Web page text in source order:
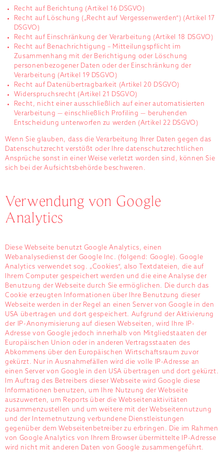
Recht auf Berichtung (Artikel 16 DSGVO)
Recht auf Löschung („Recht auf Vergessenwerden“) (Artikel 17
DSGVO)
Recht auf Einschränkung der Verarbeitung (Artikel 18 DSGVO)
Recht auf Benachrichtigung – Mitteilungspflicht im
Zusammenhang mit der Berichtigung oder Löschung
personenbezogener Daten oder der Einschränkung der
Verarbeitung (Artikel 19 DSGVO)
Recht auf Datenübertragbarkeit (Artikel 20 DSGVO)
Widerspruchsrecht (Artikel 21 DSGVO)
Recht, nicht einer ausschließlich auf einer automatisierten
Verarbeitung — einschließlich Profiling — beruhenden
Entscheidung unterworfen zu werden (Artikel 22 DSGVO)
Wenn Sie glauben, dass die Verarbeitung Ihrer Daten gegen das
Datenschutzrecht verstößt oder Ihre datenschutzrechtlichen
Ansprüche sonst in einer Weise verletzt worden sind, können Sie
sich bei der Aufsichtsbehörde beschweren.
Verwendung von Google
Analytics
Diese Webseite benutzt Google Analytics, einen
Webanalysedienst der Google Inc. (folgend: Google). Google
Analytics verwendet sog. „Cookies“, also Textdateien, die auf
Ihrem Computer gespeichert werden und die eine Analyse der
Benutzung der Webseite durch Sie ermöglichen. Die durch das
Cookie erzeugten Informationen über Ihre Benutzung dieser
Webseite werden in der Regel an einen Server von Google in den
USA übertragen und dort gespeichert. Aufgrund der Aktivierung
der IP-Anonymisierung auf diesen Webseiten, wird Ihre IP-
Adresse von Google jedoch innerhalb von Mitgliedstaaten der
Europäischen Union oder in anderen Vertragsstaaten des
Abkommens über den Europäischen Wirtschaftsraum zuvor
gekürzt. Nur in Ausnahmefällen wird die volle IP-Adresse an
einen Server von Google in den USA übertragen und dort gekürzt.
Im Auftrag des Betreibers dieser Webseite wird Google diese
Informationen benutzen, um Ihre Nutzung der Webseite
auszuwerten, um Reports über die Webseitenaktivitäten
zusammenzustellen und um weitere mit der Webseitennutzung
und der Internetnutzung verbundene Dienstleistungen
gegenüber dem Webseitenbetreiber zu erbringen. Die im Rahmen
von Google Analytics von Ihrem Browser übermittelte IP-Adresse
wird nicht mit anderen Daten von Google zusammengeführt.